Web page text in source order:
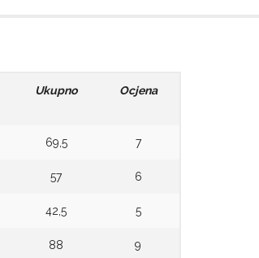
Ukupno Ocjena
69,5 7
57 6
42,5 5
88 9